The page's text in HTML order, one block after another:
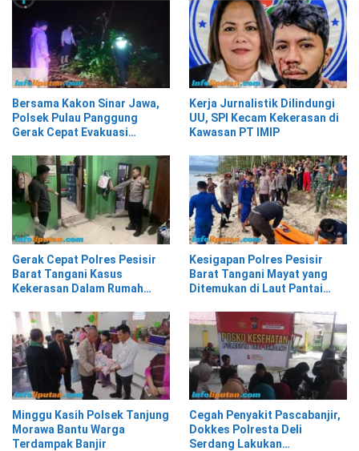
Bersama Kakon Sinar Jawa,
Polsek Pulau Panggung
Gerak Cepat Evakuasi
Kerja Jurnalistik Dilindungi
UU, SPI Kecam Kekerasan di
Kawasan PT IMIP
Gerak Cepat Polres Pesisir
Barat Tangani Kasus
Kekerasan Dalam Rumah
Kesigapan Polres Pesisir
Barat Tangani Mayat yang
Ditemukan di Laut Pantai
Minggu Kasih Polsek Tanjung
Morawa Bantu Warga
Terdampak Banjir
Cegah Penyakit Pascabanjir,
Dokkes Polresta Deli
Serdang Lakukan